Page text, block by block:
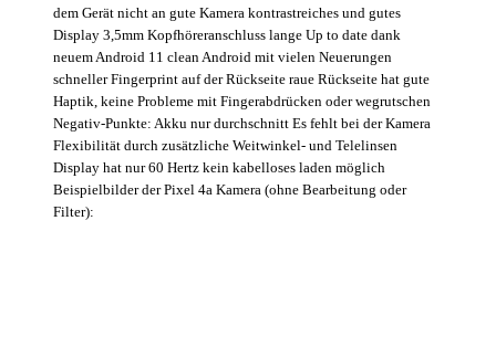
dem Gerät nicht an gute Kamera kontrastreiches und gutes
Display 3,5mm Kopfhöreranschluss lange Up to date dank
neuem Android 11 clean Android mit vielen Neuerungen
schneller Fingerprint auf der Rückseite raue Rückseite hat gute
Haptik, keine Probleme mit Fingerabdrücken oder wegrutschen
Negativ-Punkte: Akku nur durchschnitt Es fehlt bei der Kamera
Flexibilität durch zusätzliche Weitwinkel- und Telelinsen
Display hat nur 60 Hertz kein kabelloses laden möglich
Beispielbilder der Pixel 4a Kamera (ohne Bearbeitung oder
Filter):